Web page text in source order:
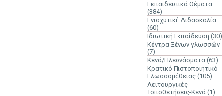
Εκπαιδευτικά Θέματα
(384)
Ενισχυτική Διδασκαλία
(60)
Ιδιωτική Εκπαίδευση (30)
Κέντρα Ξένων γλωσσών
(7)
Κενά/Πλεονάσματα (63)
Κρατικό Πιστοποιητικό
Γλωσσομάθειας (105)
Λειτουργικές
Τοποθετήσεις-Κενά (1)